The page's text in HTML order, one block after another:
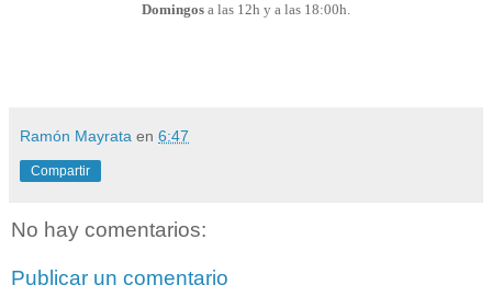
Domingos a las 12h y a las 18:00h.
Ramón Mayrata en 6:47
Compartir
No hay comentarios:
Publicar un comentario